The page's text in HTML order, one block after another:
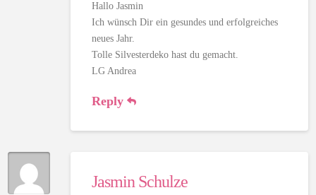
Hallo Jasmin
Ich wünsch Dir ein gesundes und erfolgreiches
neues Jahr.
Tolle Silvesterdeko hast du gemacht.
LG Andrea
Reply
Jasmin Schulze